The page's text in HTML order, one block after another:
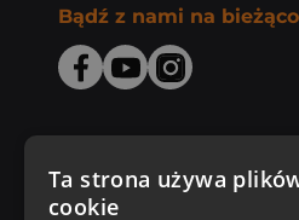
Bądź z nami na bieżąco
Zakupy u nas
Ta strona używa
cookie